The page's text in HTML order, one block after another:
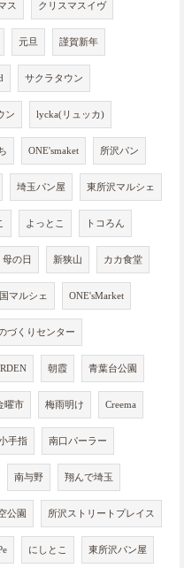
ス クリスマスイヴ
元旦 謹賀新年
サクラタウン
ン lycka(リュッカ)
ONE'smaket 所沢パン
埼玉パン屋 東所沢マルシェ
よっとこ トコろん
母の日 新狭山 カカ食堂
マルシェ ONE'sMarket
づくりセンター
朝霞 青葉台公園
曜市 梅雨明け Creema
手指 南口パーラー
南与野 翔んで埼玉
公園 所沢ストリートプレイス
にしとこ 東所沢パン屋